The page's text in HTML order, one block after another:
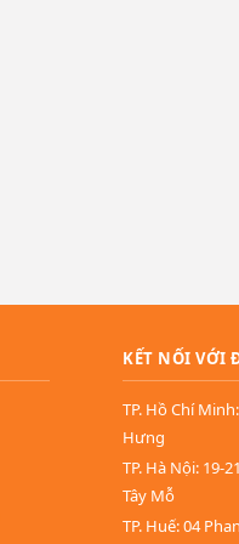
KẾT NỐI VỚI
TP. Hồ Chí
Hưng
TP. Hà Nội: 19-
Tây Mỗ
TP. Huế: 04